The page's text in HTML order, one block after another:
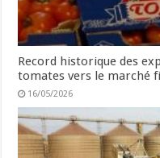
Record historique des
tomates vers le marché
16/05/2026